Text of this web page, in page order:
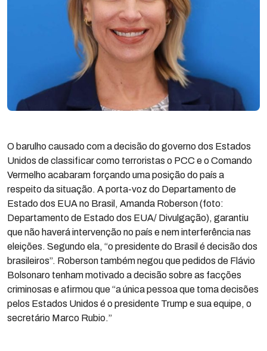
O barulho causado com a decisão do governo dos Estados
Unidos de classificar como terroristas o PCC e o Comando
Vermelho acabaram forçando uma posição do país a
respeito da situação. A porta-voz do Departamento de
Estado dos EUA no Brasil, Amanda Roberson (foto:
Departamento de Estado dos EUA/ Divulgação), garantiu
que não haverá intervenção no país e nem interferência nas
eleições. Segundo ela, “o presidente do Brasil é decisão dos
brasileiros”. Roberson também negou que pedidos de Flávio
Bolsonaro tenham motivado a decisão sobre as facções
criminosas e afirmou que “a única pessoa que toma decisões
pelos Estados Unidos é o presidente Trump e sua equipe, o
secretário Marco Rubio.”